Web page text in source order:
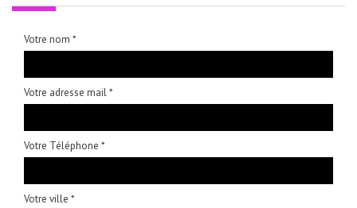
Votre nom *
Votre adresse mail *
Votre Téléphone *
Votre ville *